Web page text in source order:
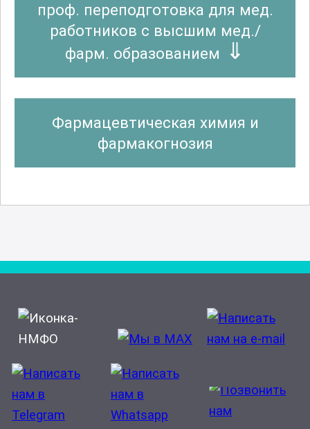
проф. переподготовка для мед.
работников с высшим мед./
фарм. образованием
Фармацевтическая химия и
фармакогнозия